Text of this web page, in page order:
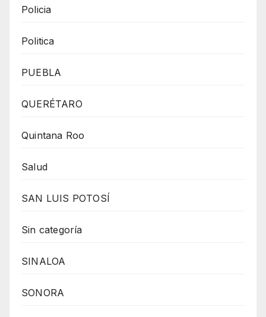
Policia
Politica
PUEBLA
QUERÉTARO
Quintana Roo
Salud
SAN LUIS POTOSÍ
Sin categoría
SINALOA
SONORA